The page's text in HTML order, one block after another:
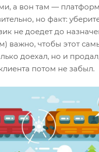
а вон там —
но факт:
не доедет до
важно, чтобы этот
доехал, но и
потом не забыл.